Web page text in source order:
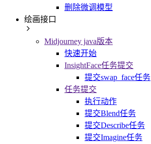
删除微调模型
绘画接口
Midjourney java版本
快速开始
InsightFace任务提交
提交swap_face任务
任务提交
执行动作
提交Blend任务
提交Describe任务
提交Imagine任务